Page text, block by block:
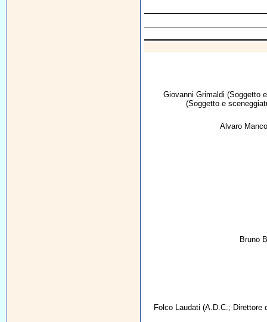
Giovanni Grimaldi (Soggetto
(Soggetto e
Alvaro
Bruno
Folco Laudati (A.D.C.; Direttore